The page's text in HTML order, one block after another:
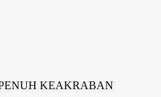
KEAKRABAN